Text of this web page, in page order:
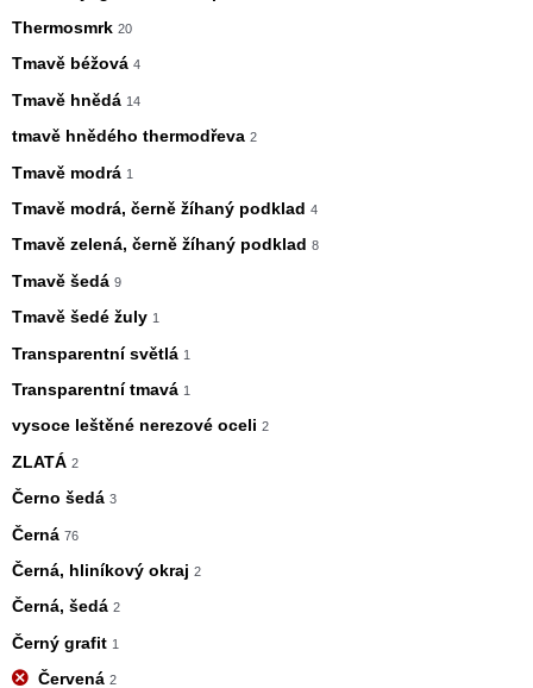
Thermosmrk 20
Tmavě béžová 4
Tmavě hnědá 14
tmavě hnědého thermodřeva 2
Tmavě modrá 1
Tmavě modrá, černě žíhaný podklad 4
Tmavě zelená, černě žíhaný podklad 8
Tmavě šedá 9
Tmavě šedé žuly 1
Transparentní světlá 1
Transparentní tmavá 1
vysoce leštěné nerezové oceli 2
ZLATÁ 2
Černo šedá 3
Černá 76
Černá, hliníkový okraj 2
Černá, šedá 2
Černý grafit 1
Červená 2